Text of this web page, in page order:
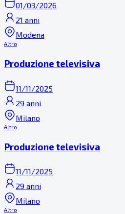
01/03/2026
21 anni
Modena
Altro
Produzione televisiva
11/11/2025
29 anni
Milano
Altro
Produzione televisiva
11/11/2025
29 anni
Milano
Altro